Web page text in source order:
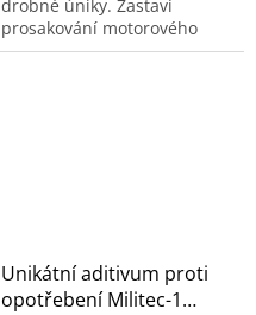
drobné úniky. Zastaví
prosakování motorového
oleje, snižuje spotřebu oleje
Unikátní aditivum proti
opotřebení Militec-1